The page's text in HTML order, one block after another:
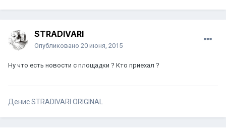
STRADIVARI
Опубликовано 20 июня, 2015
Ну что есть новости с площадки ? Кто приехал ?
Денис STRADIVARI ORIGINAL